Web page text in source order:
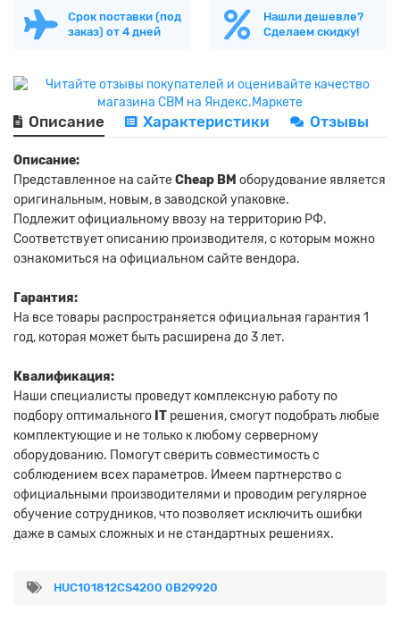
Срок поставки (под
заказ) от 4 дней
Нашли дешевле?
Сделаем скидку!
Описание Характеристики Отзывы
Описание:
Представленное на сайтеCheap BM оборудование является
оригинальным, новым, в заводской упаковке.
Подлежит официальному ввозу на территорию РФ.
Соответствует описанию производителя, с которым можно
ознакомиться на официальном сайте вендора.
Гарантия:
На все товары распространяется официальная гарантия 1
год, которая может быть расширена до 3 лет.
Квалификация:
Наши специалисты проведут комплексную работу по
подбору оптимального IT решения, смогут подобрать любые
комплектующие и не только к любому серверному
оборудованию. Помогут сверить совместимость с
соблюдением всех параметров. Имеем партнерство с
официальными производителями и проводим регулярное
обучение сотрудников, что позволяет исключить ошибки
даже в самых сложных и не стандартных решениях.
HUC101812CS4200 0B29920